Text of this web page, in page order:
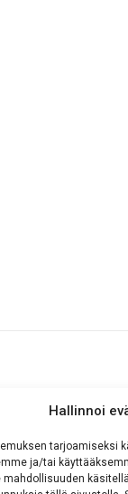
Hallinnoi
tarjoamiseksi
ja/tai
mahdollisuuden